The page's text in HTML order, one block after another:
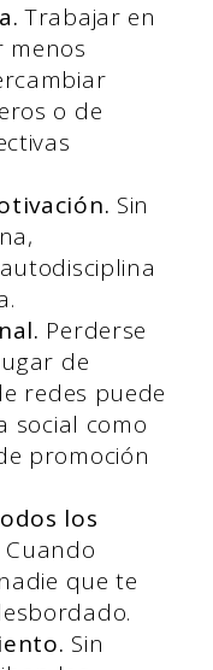
Trabajar en
menos
o de
Sin
Perderse
de
redes puede
social como
promoción
los
Cuando
que te
Sin